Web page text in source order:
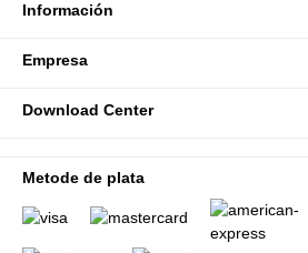
Información
Empresa
Download Center
Metode de plata